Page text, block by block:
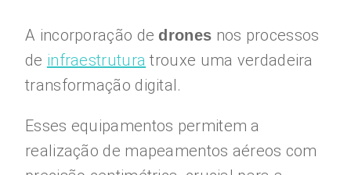
A incorporação dedrones nos processos
de infraestrutura trouxe uma verdadeira
transformação digital.
Esses equipamentos permitem a
realização de mapeamentos aéreos com